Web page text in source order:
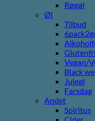
Røgøl
Øl
Tilbud
Glutenfri
Vegan/
Black
Juleøl
Farsdag
Andet
Spiritus